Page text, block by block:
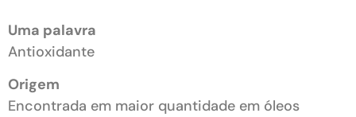
Uma palavra
Antioxidante
Origem
Encontrada em maior quantidade em óleos